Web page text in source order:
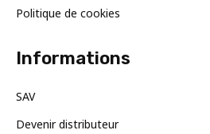
Politique de cookies
Informations
SAV
Devenir distributeur